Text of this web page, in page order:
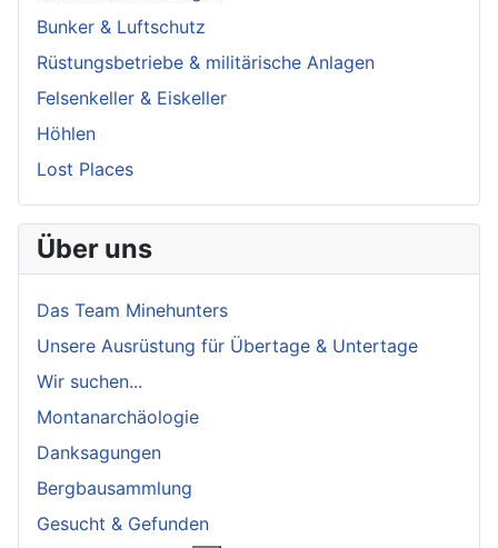
Bunker & Luftschutz
Rüstungsbetriebe & militärische Anlagen
Felsenkeller & Eiskeller
Höhlen
Lost Places
Über uns
Das Team Minehunters
Unsere Ausrüstung für Übertage & Untertage
Wir suchen...
Montanarchäologie
Danksagungen
Bergbausammlung
Gesucht & Gefunden